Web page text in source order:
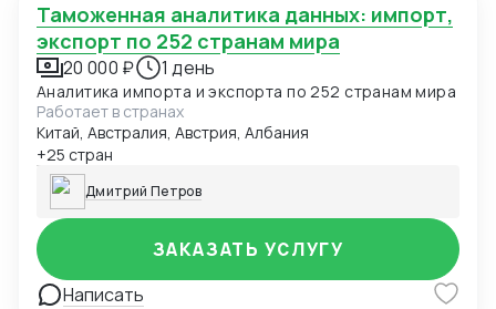
Таможенная аналитика данных: импорт,
экспорт по 252 странам мира
20 000 ₽ 1 день
Аналитика импорта и экспорта по 252 странам мира
Работает в странах
Китай, Австралия, Австрия, Албания
+25 стран
Дмитрий Петров
Написать
ЗАКАЗАТЬ УСЛУГУ